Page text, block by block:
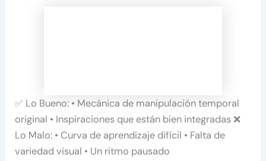
✅ Lo Bueno: • Mecánica de manipulación temporal
original • Inspiraciones que están bien integradas ❌
Lo Malo: • Curva de aprendizaje difícil • Falta de
variedad visual • Un ritmo pausado